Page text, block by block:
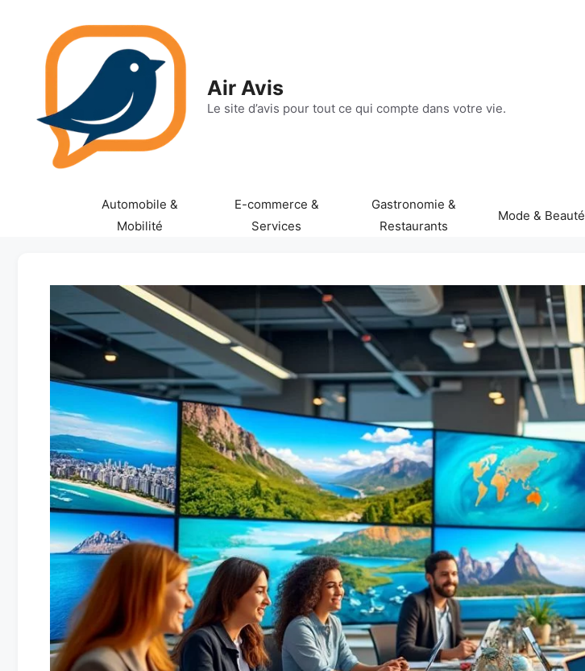
contenu
Air Avis
Le site d’avis pour tout ce qui compte dans votre vie.
Automobile &
Mobilité
E-commerce &
Services
Gastronomie &
Restaurants
Mode & Beauté